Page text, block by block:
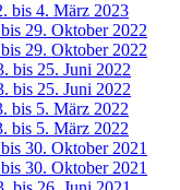
bis 4. März 2023
29. Oktober 2022
29. Oktober 2022
bis 25. Juni 2022
bis 25. Juni 2022
bis 5. März 2022
bis 5. März 2022
30. Oktober 2021
30. Oktober 2021